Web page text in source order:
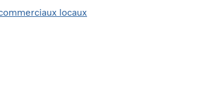
locaux